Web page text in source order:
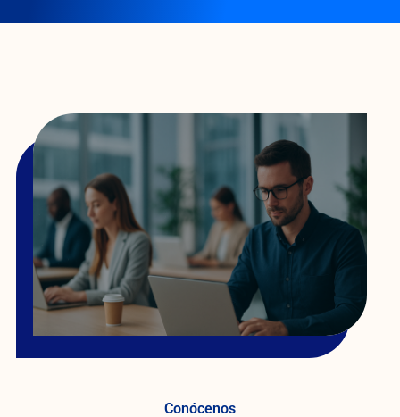
Conócenos